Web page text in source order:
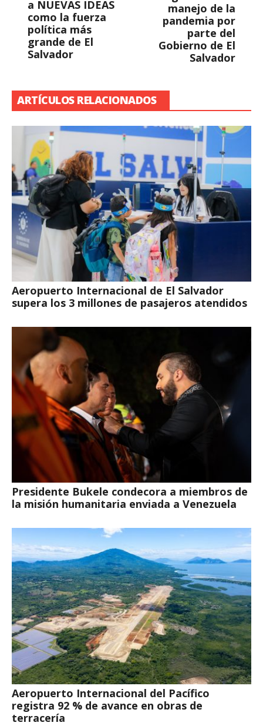
a NUEVAS IDEAS
como la fuerza
política más
grande de El
Salvador
manejo de la
pandemia por
parte del
Gobierno de El
Salvador
ARTÍCULOS RELACIONADOS
Aeropuerto Internacional de El Salvador
supera los 3 millones de pasajeros atendidos
Presidente Bukele condecora a miembros de
la misión humanitaria enviada a Venezuela
Aeropuerto Internacional del Pacífico
registra 92 % de avance en obras de
terracería